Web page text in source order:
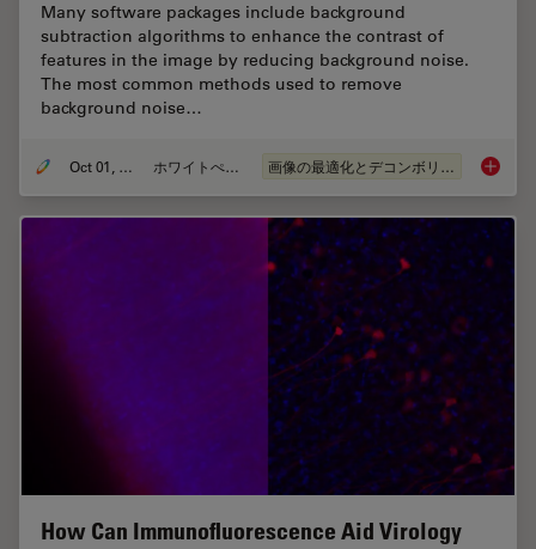
Many software packages include background
subtraction algorithms to enhance the contrast of
features in the image by reducing background noise.
The most common methods used to remove
background noise…
Oct 01, 2020 ホワイトぺーパー 画像の最適化とデコンボリューション An
How Can Immunofluorescence Aid Virology